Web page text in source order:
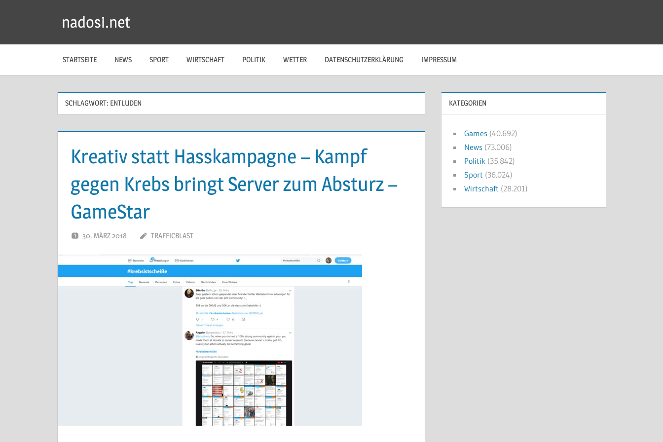
nadosi.net
STARTSEITE NEWS SPORT WIRTSCHAFT POLITIK WETTER DATENSCHUTZERKLÄRUNG IMPRESSUM
SCHLAGWORT: ENTLUDEN
Kreativ statt Hasskampagne – Kampf
gegen Krebs bringt Server zum Absturz –
GameStar
30. MÄRZ 2018 TRAFFICBLAST
KATEGORIEN
Games (40.692)
News (73.006)
Politik (35.842)
Sport (36.024)
Wirtschaft (28.201)